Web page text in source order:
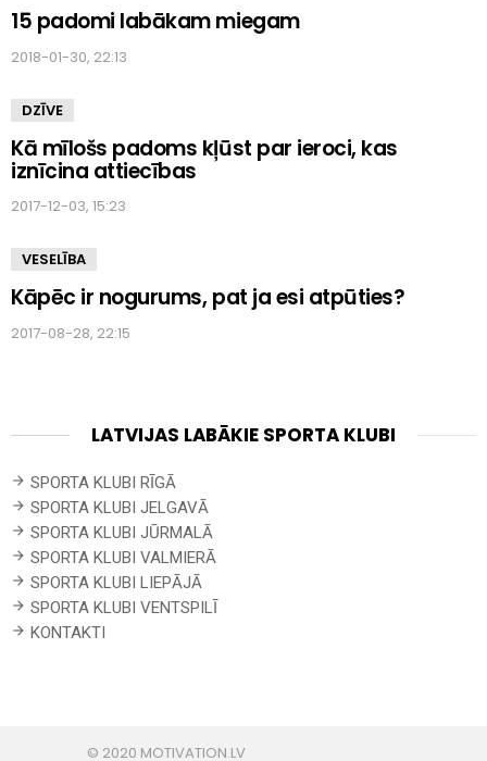
15 padomi labākam miegam
2018-01-30, 22:13
DZĪVE
Kā mīlošs padoms kļūst par ieroci, kas
iznīcina attiecības
2017-12-03, 15:23
VESELĪBA
Kāpēc ir nogurums, pat ja esi atpūties?
2017-08-28, 22:15
LATVIJAS LABĀKIE SPORTA KLUBI
SPORTA KLUBI RĪGĀ
SPORTA KLUBI JELGAVĀ
SPORTA KLUBI JŪRMALĀ
SPORTA KLUBI VALMIERĀ
SPORTA KLUBI LIEPĀJĀ
SPORTA KLUBI VENTSPILĪ
KONTAKTI